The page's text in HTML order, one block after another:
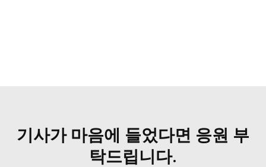
기사가 마음에 들었다면 응원 부
탁드립니다.